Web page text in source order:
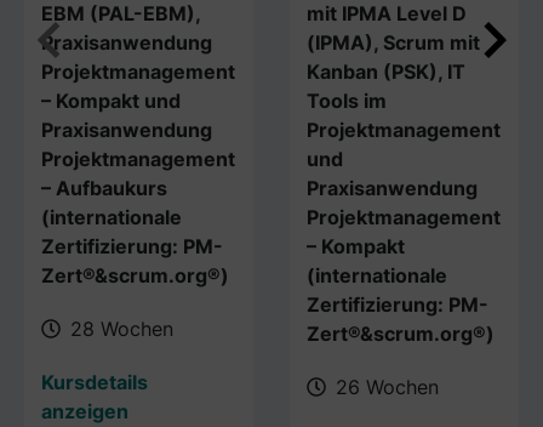
EBM (PAL-EBM),
Praxisanwendung
Projektmanagement
– Kompakt und
Praxisanwendung
Projektmanagement
– Aufbaukurs
(internationale
Zertifizierung: PM-
Zert®&scrum.org®)
28 Wochen
Kursdetails
anzeigen
mit IPMA Level D
(IPMA), Scrum mit
Kanban (PSK), IT
Tools im
Projektmanagement
und
Praxisanwendung
Projektmanagement
– Kompakt
(internationale
Zertifizierung: PM-
Zert®&scrum.org®)
26 Wochen